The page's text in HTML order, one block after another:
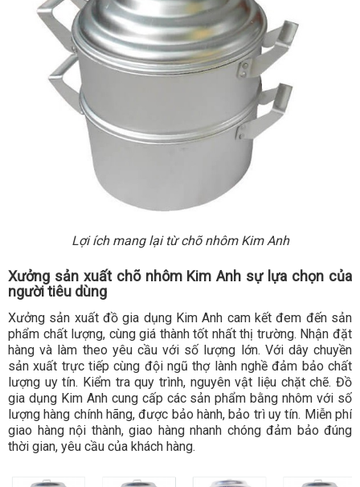
Lợi ích mang lại từ chõ nhôm Kim Anh
Xưởng sản xuất chõ nhôm Kim Anh sự lựa chọn của
người tiêu dùng
Xưởng sản xuất đồ gia dụng Kim Anh cam kết đem đến sản
phẩm chất lượng, cùng giá thành tốt nhất thị trường. Nhận đặt
hàng và làm theo yêu cầu với số lượng lớn. Với dây chuyền
sản xuất trực tiếp cùng đội ngũ thợ lành nghề đảm bảo chất
lượng uy tín. Kiểm tra quy trình, nguyên vật liệu chặt chẽ. Đồ
gia dụng Kim Anh cung cấp các sản phẩm bằng nhôm với số
lượng hàng chính hãng, được bảo hành, bảo trì uy tín. Miễn phí
giao hàng nội thành, giao hàng nhanh chóng đảm bảo đúng
thời gian, yêu cầu của khách hàng.